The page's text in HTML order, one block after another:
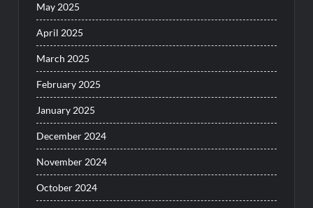
May 2025
April 2025
March 2025
February 2025
January 2025
December 2024
November 2024
October 2024